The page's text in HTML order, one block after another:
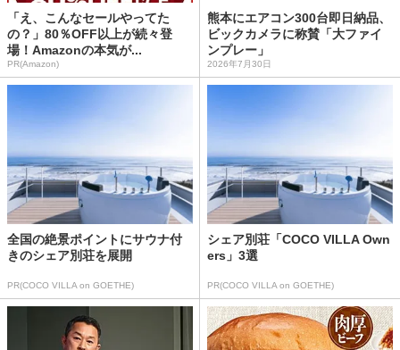
「え、こんなセールやってた
の？」80％OFF以上が続々登
場！Amazonの本気が...
PR(Amazon)
熊本にエアコン300台即日納品、
ビックカメラに称賛「大ファイ
ンプレー」
2026年7月30日
全国の絶景ポイントにサウナ付
きのシェア別荘を展開
PR(COCO VILLA on GOETHE)
シェア別荘「COCO VILLA Own
ers」3選
PR(COCO VILLA on GOETHE)